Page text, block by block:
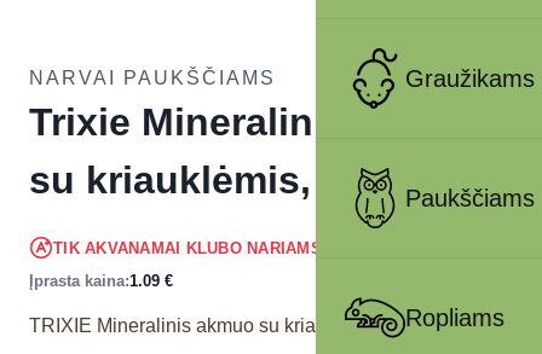
Graužikams
Paukščiams
Ropliams
NARVAI PAUKŠČIAMS
Trixie Mineralinis akmuo
su kriauklėmis, 30 g
TIK AKVANAMAI KLUBO NARIAMS
Įprasta kaina:1.09 €
TRIXIE Mineralinis akmuo su kriauklėmis, 30 g